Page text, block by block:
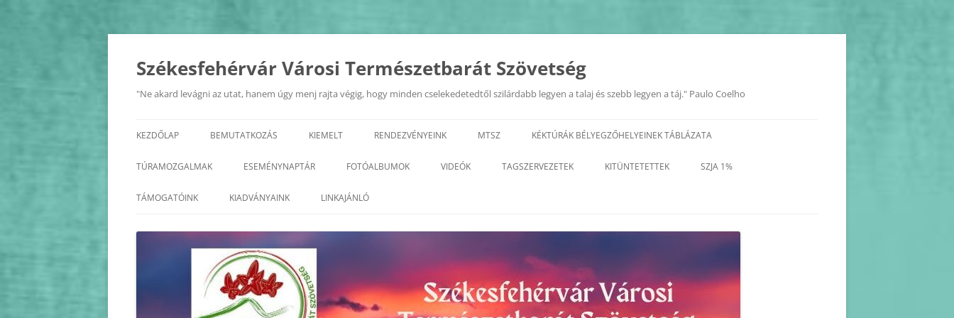
Kilépés
tartalomba
Székesfehérvár Városi Természetbarát Szövetség
"Ne akard levágni az utat, hanem úgy menj rajta végig, hogy minden cselekedetedtől szilárdabb legyen a talaj és szebb legyen a táj." Paulo Coelho
KEZDŐLAP BEMUTATKOZÁS
A SZÖVETSÉG
ALAPSZABÁLY
KÖZHASZNÚSÁGI JELENTÉS
2022
2021
KIEMELT RENDEZVÉNYEINK
EURÓPAI MOBILITÁSI HÉT
TERMÉSZETI ÉRTÉKEK A KIRÁLYOK
MTSZ KÉKTÚRÁK BÉLYEGZŐHELYEINEK TÁBLÁZATA
TÚRAMOZGALMAK
BALATON KÖRTÚRA
FEJÉR MEGYE KASTÉLYAI
FEJÉR MEGYE KERÉKPÁROS
ESEMÉNYNAPTÁR
2026
2024
2023
2022
FOTÓALBUMOK
2026
2023
2022
VIDEÓK TAGSZERVEZETEK
GYÖNGYVIRÁG TE
KORÁBBI HAVI PROGRAM
TERVEZETEK(2025-2017)
TELEKI TTE– TETETE
KITÜNTETETTEK SZJA 1%
TÁMOGATÓINK KIADVÁNYAINK LINKAJÁNLÓ